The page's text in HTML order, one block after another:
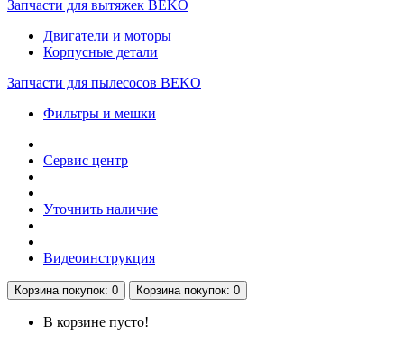
Запчасти для вытяжек BEKO
Двигатели и моторы
Корпусные детали
Запчасти для пылесосов BEKO
Фильтры и мешки
Сервис центр
Уточнить наличие
Видеоинструкция
Корзинапокупок: 0 Корзинапокупок: 0
В корзине пусто!